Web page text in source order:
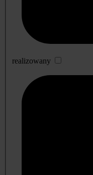
realizowany